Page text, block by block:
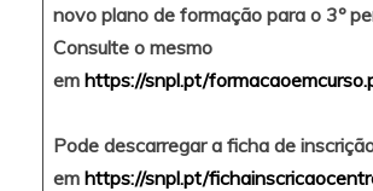
novo plano de formação para o 3º
Consulte o mesmo
em https://snpl.pt/
Pode descarregar a ficha de
em https://snpl.pt/